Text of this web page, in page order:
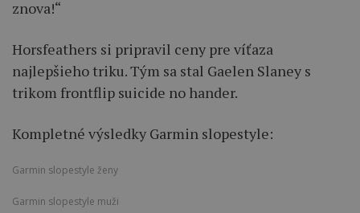
znova!“
Horsfeathers si pripravil ceny pre víťaza
najlepšieho triku. Tým sa stal Gaelen Slaney s
trikom frontflip suicide no hander.
Kompletné výsledky Garmin slopestyle:
Garmin slopestyle ženy
Garmin slopestyle muži